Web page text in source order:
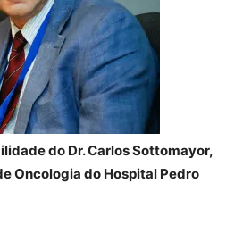
do Dr. Carlos Sottomayor,
Oncologia do Hospital Pedro